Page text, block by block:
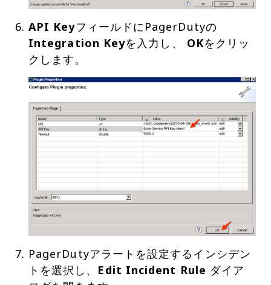
API KeyフィールドにPagerDutyの
Integration Keyを入力し、 OKをクリッ
PagerDutyアラートを設定するインシデン
トを選択し、 Edit Incident Rule ダイア